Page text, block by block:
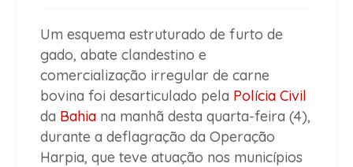
Um esquema estruturado de furto de
gado, abate clandestino e
comercialização irregular de carne
bovina foi desarticulado pela Polícia Civil
da Bahia na manhã desta quarta-feira (4),
durante a deflagração da Operação
Harpia, que teve atuação nos municípios